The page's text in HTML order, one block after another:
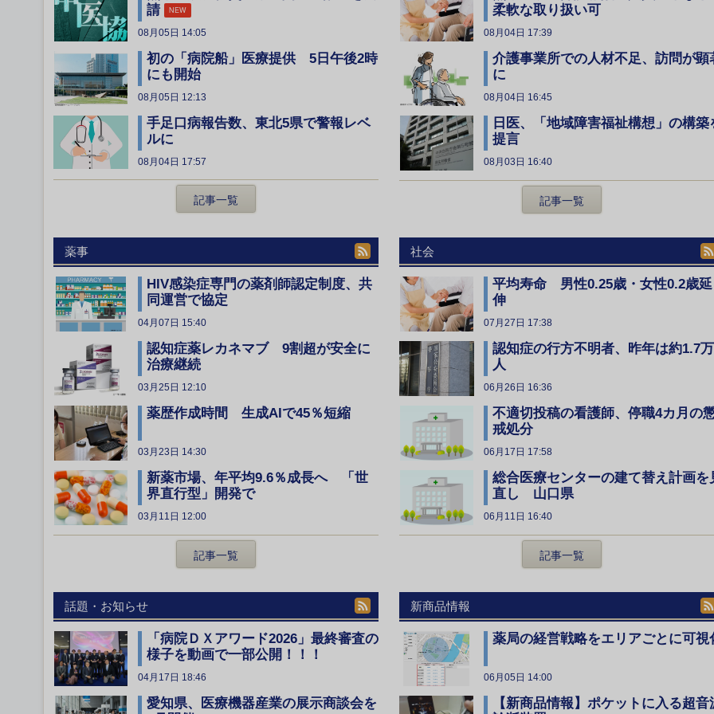
請
NEW
08月05日 14:05
初の「病院船」医療提供 5日午後2時
にも開始
08月05日 12:13
手足口病報告数、東北5県で警報レベ
ルに
08月04日 17:57
記事一覧
柔軟な取り扱い可
08月04日 17:39
介護事業所での人材不足、訪問が顕
に
08月04日 16:45
日医、「地域障害福祉構想」の構築
提言
08月03日 16:40
記事一覧
薬事
HIV感染症専門の薬剤師認定制度、共
同運営で協定
04月07日 15:40
認知症薬レカネマブ 9割超が安全に
治療継続
03月25日 12:10
薬歴作成時間 生成AIで45％短縮
03月23日 14:30
新薬市場、年平均9.6％成長へ 「世
界直行型」開発で
03月11日 12:00
記事一覧
社会
平均寿命 男性0.25歳・女性0.2歳延
伸
07月27日 17:38
認知症の行方不明者、昨年は約1.7万
人
06月26日 16:36
不適切投稿の看護師、停職4カ月の
戒処分
06月17日 17:58
総合医療センターの建て替え計画を
直し 山口県
06月11日 16:40
記事一覧
話題・お知らせ
「病院ＤＸアワード2026」最終審査の
様子を動画で一部公開！！！
04月17日 18:46
愛知県、医療機器産業の展示商談会を
新商品情報
薬局の経営戦略をエリアごとに可視
06月05日 14:00
【新商品情報】ポケットに入る超音